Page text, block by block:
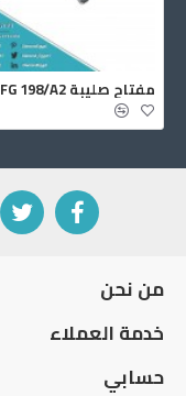
مفتاح صليبة FG 198/A2
من نحن
خدمة العملاء
حسابي